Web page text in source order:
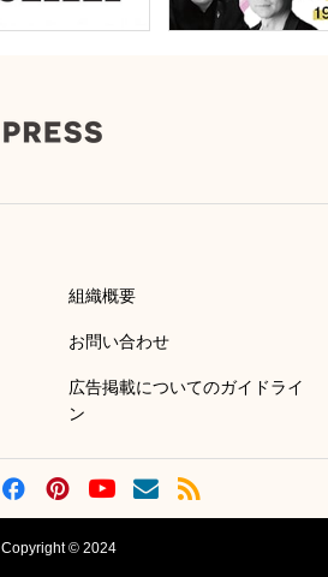
組織概要
お問い合わせ
広告掲載についてのガイドライ
ン
Copyright © 2024